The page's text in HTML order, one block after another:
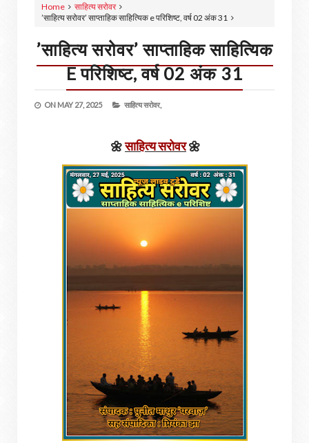
Home
साहित्य सरोवर
’साहित्य सरोवर’ साप्ताहिक साहित्यिक e परिशिष्ट, वर्ष 02 अंक 31
’साहित्य सरोवर’ साप्ताहिक साहित्यिक
E परिशिष्ट, वर्ष 02 अंक 31
ON MAY 27, 2025 साहित्य सरोवर,
🌼साहित्य सरोवर🌼